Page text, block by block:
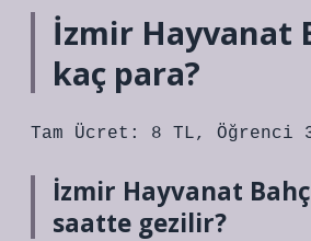
İzmir Hayvanat
kaç para?
Tam Ücret: 8 TL, Öğrenci
İzmir Hayvanat
saatte gezilir?